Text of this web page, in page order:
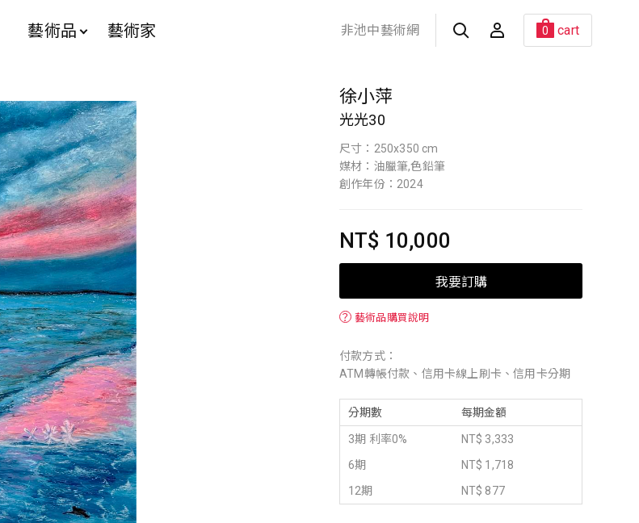
藝術品 藝術家 非池中藝術網 0 cart
徐小萍
光光30
尺寸：250x350 cm
媒材：油臘筆,色鉛筆
創作年份：2024
NT$ 10,000
我要訂購
？ 藝術品購買說明
付款方式：
ATM轉帳付款、信用卡線上刷卡、信用卡分期
分期數 每期金額
3期 利率0%
NT$ 3,333
6期
NT$ 1,718
12期
NT$ 877